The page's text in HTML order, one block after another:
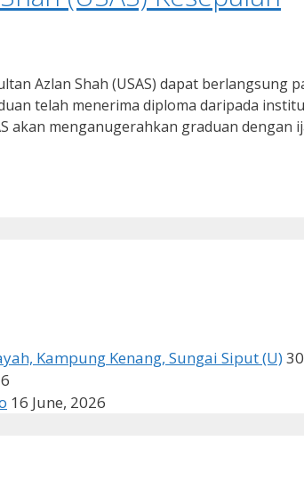
Azlan Shah (USAS) dapat berlangsung
telah menerima diploma daripada
akan menganugerahkan graduan dengan
Kampung Kenang, Sungai Siput (U)
16 June, 2026